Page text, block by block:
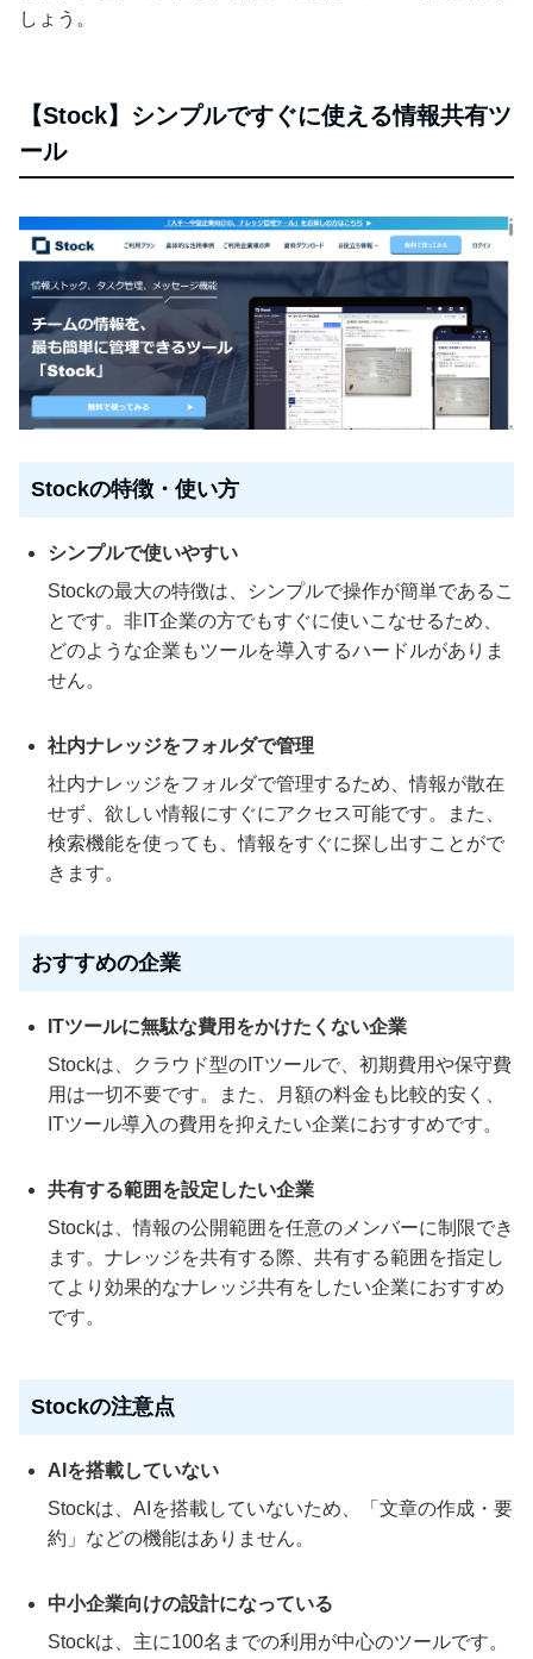
しょう。
【Stock】シンプルですぐに使える情報共有ツ
ール
Stockの特徴・使い方
シンプルで使いやすい
Stockの最大の特徴は、シンプルで操作が簡単であるこ
とです。非IT企業の方でもすぐに使いこなせるため、
どのような企業もツールを導入するハードルがありま
せん。
社内ナレッジをフォルダで管理
社内ナレッジをフォルダで管理するため、情報が散在
せず、欲しい情報にすぐにアクセス可能です。また、
検索機能を使っても、情報をすぐに探し出すことがで
きます。
おすすめの企業
ITツールに無駄な費用をかけたくない企業
Stockは、クラウド型のITツールで、初期費用や保守費
用は一切不要です。また、月額の料金も比較的安く、
ITツール導入の費用を抑えたい企業におすすめです。
共有する範囲を設定したい企業
Stockは、情報の公開範囲を任意のメンバーに制限でき
ます。ナレッジを共有する際、共有する範囲を指定し
てより効果的なナレッジ共有をしたい企業におすすめ
です。
Stockの注意点
AIを搭載していない
Stockは、AIを搭載していないため、「文章の作成・要
約」などの機能はありません。
中小企業向けの設計になっている
Stockは、主に100名までの利用が中心のツールです。